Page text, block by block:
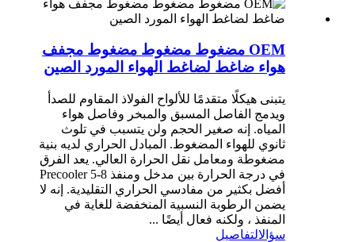
OEM مضغوط مضغوط مضغوط مجفف
هواء ضاغط لضاغط الهواء المورد الصين
يتبنى هيكلًا متقدمًا للألواح الفولاذ المقاوم للصدأ
ويدمج الفاصل المسبق والمبخر وفاصل هواء
المياه. إنه صغير الحجم ولن يتسبب في تلوث
ثانوي للهواء المضغوط. المبادل الحراري لديه بنية
مضغوطة ومعامل نقل الحرارة العالي. يعد الفرق
في درجة الحرارة بين مدخل ومنفذ Precooler 5-8
أفضل بكثير من مفادسي الحراري التقليدية. إنه لا
يضمن الرطوبة النسبية المنخفضة للغاية في
المنفذ ، ولكنه فعال أيضًا ...
سؤالالتفاصيل